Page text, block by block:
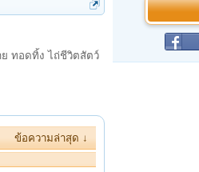
ย ทอดทิ้ง ไถ่ชีวิตสัตว์
ข้อความล่าสุด ↓